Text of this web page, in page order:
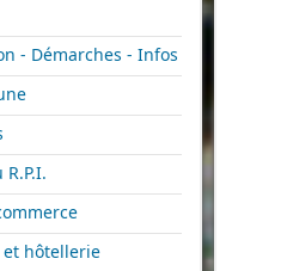
- Démarches - Infos
et hôtellerie